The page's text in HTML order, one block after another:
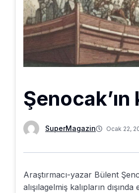
Şenocak’ın
SuperMagazin Ocak 22,
Araştırmacı-yazar Bülent
alışılagelmiş kalıpların